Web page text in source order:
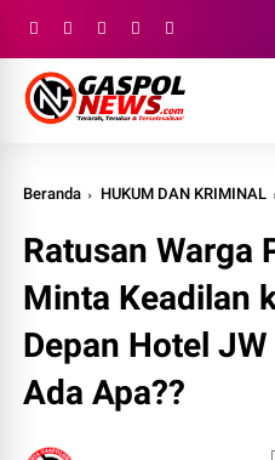
Beranda HUKUM DAN KRIMINAL
Ratusan Warga
Minta Keadilan
Depan Hotel
Ada Apa??